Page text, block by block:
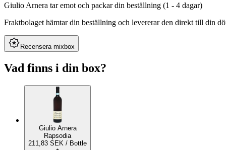
Giulio Arnera tar emot och packar din beställning (1 - 4 dagar)
Fraktbolaget hämtar din beställning och levererar den direkt till din
Recensera mixbox
Vad finns i din box?
Giulio Arnera
Rapsodia
211,83 SEK / Bottle